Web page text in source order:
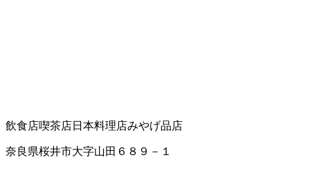
飲食店喫茶店日本料理店みやげ品店
奈良県桜井市大字山田６８９－１